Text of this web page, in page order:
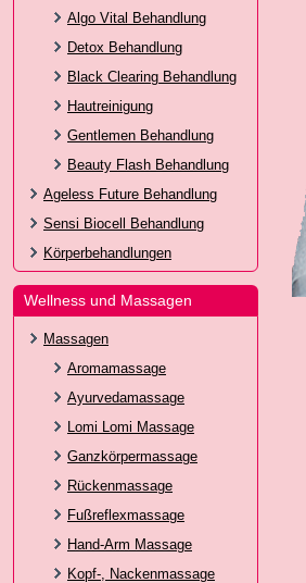
Algo Vital Behandlung
Detox Behandlung
Black Clearing Behandlung
Hautreinigung
Gentlemen Behandlung
Beauty Flash Behandlung
Ageless Future Behandlung
Sensi Biocell Behandlung
Körperbehandlungen
Wellness und Massagen
Massagen
Aromamassage
Ayurvedamassage
Lomi Lomi Massage
Ganzkörpermassage
Rückenmassage
Fußreflexmassage
Hand-Arm Massage
Kopf-, Nackenmassage